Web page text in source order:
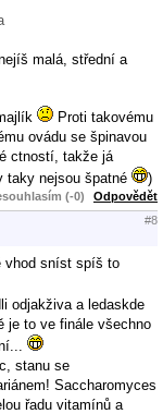
malá, střední a
Proti takovému
ovádu se špinavou
ctností, takže já
taky nejsou špatné )
(-0) Odpovědět
#8
vhod sníst spíš to
odjakživa a ledaskde
je to ve finále všechno
stanu se
Saccharomyces
řadu vitamínů a